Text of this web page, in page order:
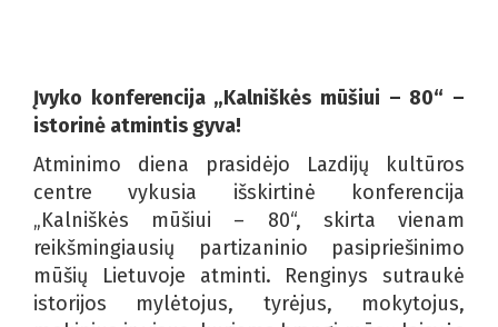
Įvyko konferencija „Kalniškės mūšiui – 80“ –
istorinė atmintis gyva!
Atminimo diena prasidėjo Lazdijų kultūros
centre vykusia išskirtinė konferencija
„Kalniškės mūšiui – 80“, skirta vienam
reikšmingiausių partizaninio pasipriešinimo
mūšių Lietuvoje atminti. Renginys sutraukė
istorijos mylėtojus, tyrėjus, mokytojus,